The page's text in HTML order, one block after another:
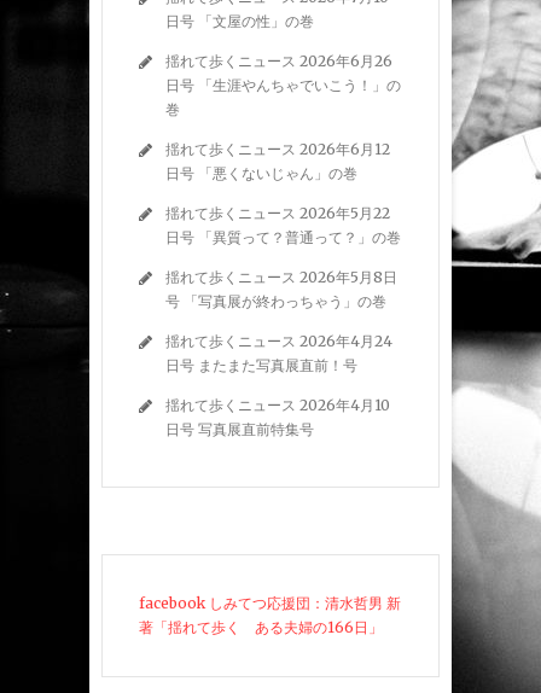
日号 「文屋の性」の巻
揺れて歩くニュース 2026年6月26
日号 「生涯やんちゃでいこう！」の
巻
揺れて歩くニュース 2026年6月12
日号 「悪くないじゃん」の巻
揺れて歩くニュース 2026年5月22
日号 「異質って？普通って？」の巻
揺れて歩くニュース 2026年5月8日
号 「写真展が終わっちゃう」の巻
揺れて歩くニュース 2026年4月24
日号 またまた写真展直前！号
揺れて歩くニュース 2026年4月10
日号 写真展直前特集号
facebook しみてつ応援団：清水哲男 新
著「揺れて歩く ある夫婦の166日」